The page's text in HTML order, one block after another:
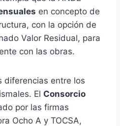
en concepto de
con la opción de
Valor Residual, para
con las obras.
diferencias entre los
El Consorcio
por las firmas
Ocho A y TOCSA,